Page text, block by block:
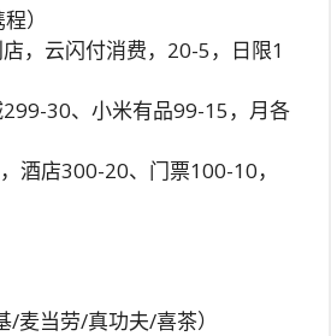
）
，云闪付消费，20-5，日限1
30、小米有品99-15，月各
酒店300-20、门票100-10，
麦当劳/真功夫/喜茶）